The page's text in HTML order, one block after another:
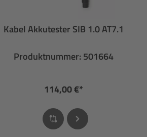
Kabel Akkutester SIB 1.0 AT7.1
Produktnummer: 501664
114,00 €*